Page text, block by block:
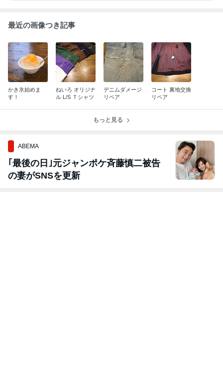
最近の画像つき記事
かき氷始めま
す！
ねいろ オリジナ
ル L/S Ｔシャツ
デニムダメージ
リペア
コート 裏地交換
リペア
もっと見る
ABEMA
｢最後の日｣元ジャンポケ斉藤慎二被告
の妻がSNSを更新